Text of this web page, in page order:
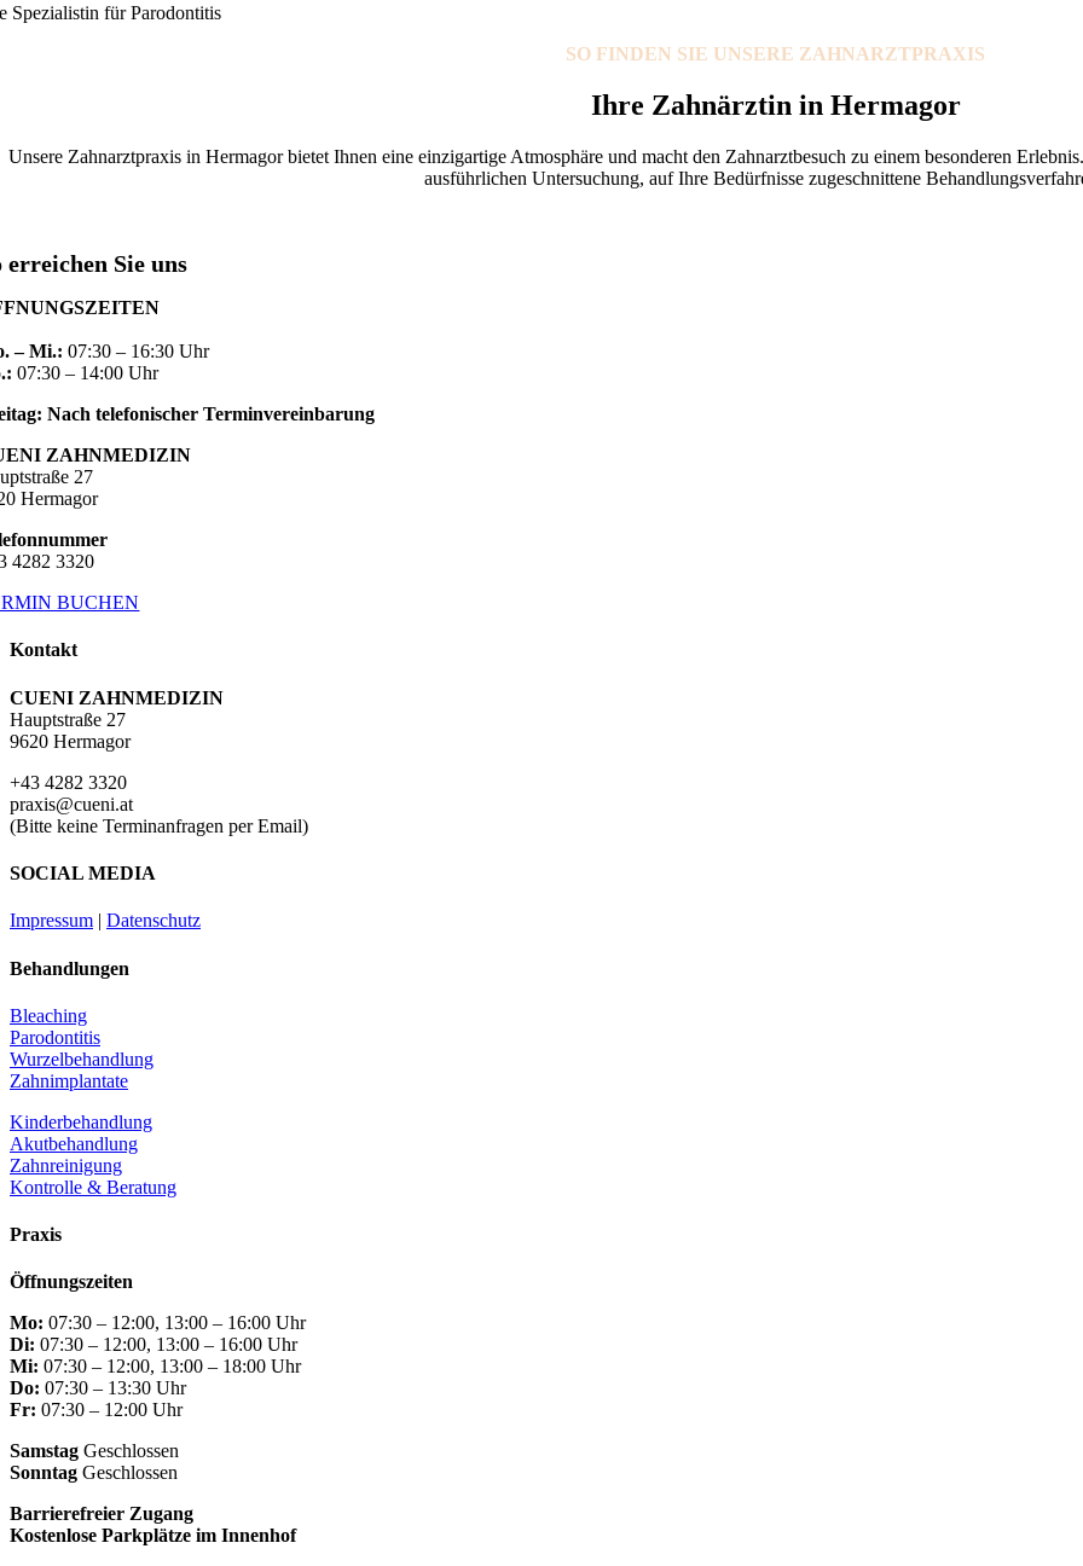
Spezialistin für Parodontitis
SO FINDEN SIE UNSERE ZAHNARZTPRAXIS
Ihre Zahnärztin in Hermagor
Unsere Zahnarztpraxis in Hermagor bietet Ihnen eine einzigartige Atmosphäre und macht den Zahnarztbesuch zu einem besonderen
ausführlichen Untersuchung, auf Ihre Bedürfnisse zugeschnittene
erreichen Sie uns
– Mi.: 07:30 – 16:30 Uhr
07:30 – 14:00 Uhr
Nach telefonischer Terminvereinbarung
ZAHNMEDIZIN
27
Hermagor
4282 3320
BUCHEN
Kontakt
CUENI ZAHNMEDIZIN
Hauptstraße 27
9620 Hermagor
+43 4282 3320
praxis@cueni.at
(Bitte keine Terminanfragen per Email)
SOCIAL MEDIA
Impressum | Datenschutz
Behandlungen
Bleaching
Parodontitis
Wurzelbehandlung
Zahnimplantate
Kinderbehandlung
Akutbehandlung
Zahnreinigung
Kontrolle & Beratung
Praxis
Öffnungszeiten
Mo: 07:30 – 12:00, 13:00 – 16:00 Uhr
Di: 07:30 – 12:00, 13:00 – 16:00 Uhr
Mi: 07:30 – 12:00, 13:00 – 18:00 Uhr
Do: 07:30 – 13:30 Uhr
Fr: 07:30 – 12:00 Uhr
Samstag Geschlossen
Sonntag Geschlossen
Barrierefreier Zugang
Kostenlose Parkplätze im Innenhof